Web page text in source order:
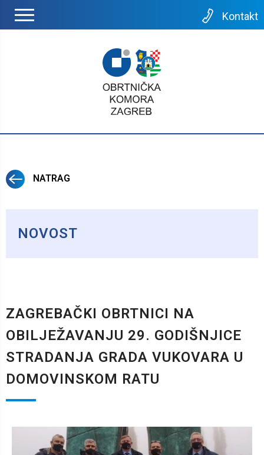
Kontakt
NATRAG
NOVOST
ZAGREBAČKI OBRTNICI NA
OBILJEŽAVANJU 29. GODIŠNJICE
STRADANJA GRADA VUKOVARA U
DOMOVINSKOM RATU